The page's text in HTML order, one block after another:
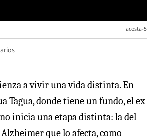
acosta-5
a vivir una vida distinta. En
Tagua, donde tiene un fundo, el ex
inicia una etapa distinta: la del
Alzheimer que lo afecta, como